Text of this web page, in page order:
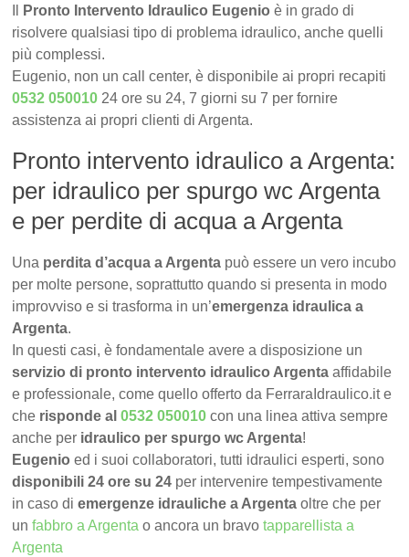
Pronto Intervento Idraulico Eugenio è in grado di
risolvere qualsiasi tipo di problema idraulico, anche quelli
più complessi.
Eugenio, non un call center, è disponibile ai propri recapiti
0532 050010 24 ore su 24, 7 giorni su 7 per fornire
assistenza ai propri clienti di Argenta.
Pronto intervento idraulico a Argenta:
per idraulico per spurgo wc Argenta
e per perdite di acqua a Argenta
Una perdita d’acqua a Argenta può essere un vero incubo
per molte persone, soprattutto quando si presenta in modo
improvviso e si trasforma in un’emergenza idraulica a
Argenta.
In questi casi, è fondamentale avere a disposizione un
servizio di pronto intervento idraulico Argentaaffidabile
e professionale, come quello offerto da FerraraIdraulico.it e
che risponde al0532 050010 con una linea attiva sempre
anche per idraulico per spurgo wc Argenta!
Eugenio ed i suoi collaboratori, tutti idraulici esperti, sono
disponibili 24 ore su 24 per intervenire tempestivamente
in caso diemergenze idrauliche a Argentaoltre che per
unfabbro a Argenta o ancora un bravotapparellista a
Argenta